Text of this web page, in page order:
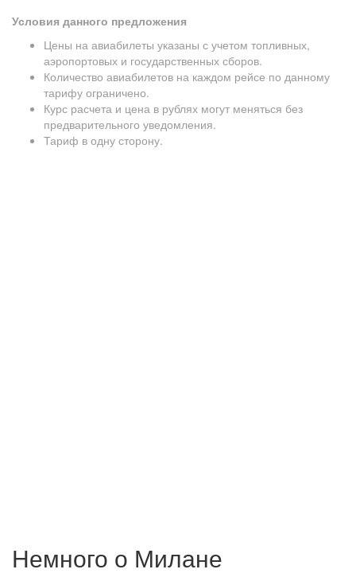
Условия данного предложения
Цены на авиабилеты указаны с учетом топливных,
аэропортовых и государственных сборов.
Количество авиабилетов на каждом рейсе по данному
тарифу ограничено.
Курс расчета и цена в рублях могут меняться без
предварительного уведомления.
Тариф в одну сторону.
Немного о Милане